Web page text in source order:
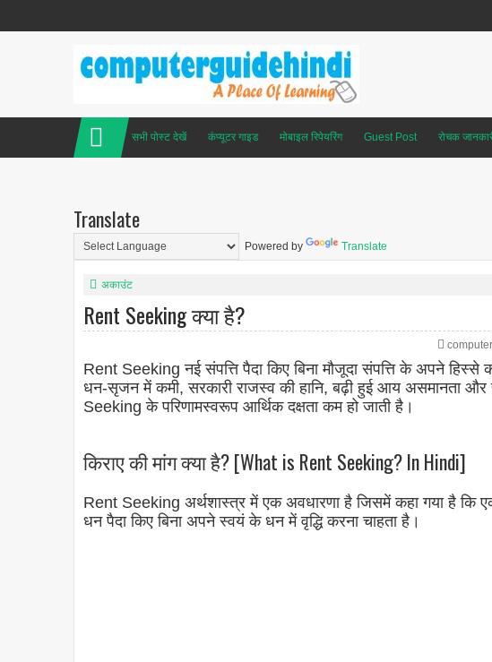
सभी पोस्ट देखें कंप्यूटर गाइड मोबाइल रिपेयरिंग Guest Post रोचक
Translate
Powered by Translate
अकाउंट
Rent Seeking क्या है?
Rent Seeking नई संपत्ति पैदा किए बिना मौजूदा संपत्ति के अपने
धन-सृजन में कमी, सरकारी राजस्व की हानि, बढ़ी हुई आय असमानता और
Seeking के परिणामस्वरूप आर्थिक दक्षता कम हो जाती है।
किराए की मांग क्या है? [What is Rent Seeking? In Hindi]
Rent Seeking अर्थशास्त्र में एक अवधारणा है जिसमें कहा गया है कि
धन पैदा किए बिना अपने स्वयं के धन में वृद्धि करना चाहता है।